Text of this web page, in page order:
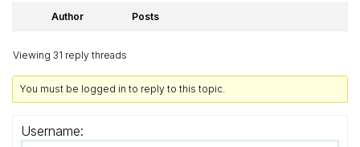
Author Posts
Viewing 31 reply threads
You must be logged in to reply to this topic.
Username: